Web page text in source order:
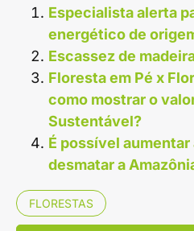
Especialista alerta
energético de
Escassez de
Floresta em Pé x
como mostrar o
Sustentável?
É possível
desmatar a
FLORESTAS